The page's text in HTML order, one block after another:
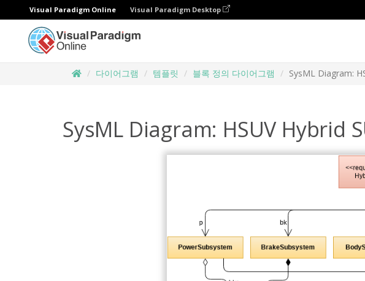
Visual Paradigm Online Visual Paradigm Desktop
다이어그램 템플릿 블록 정의 다이어그램 SysML Diagram:
SysML Diagram: HSUV Hybrid